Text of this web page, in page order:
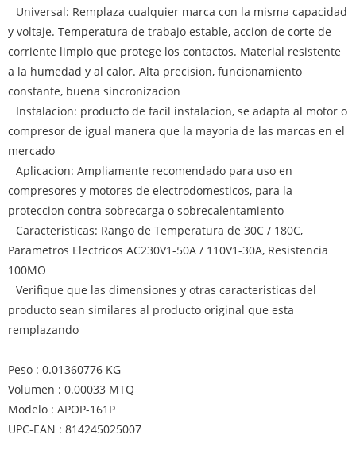
Universal: Remplaza cualquier marca con la misma capacidad
y voltaje. Temperatura de trabajo estable, accion de corte de
corriente limpio que protege los contactos. Material resistente
a la humedad y al calor. Alta precision, funcionamiento
constante, buena sincronizacion
Instalacion: producto de facil instalacion, se adapta al motor o
compresor de igual manera que la mayoria de las marcas en el
mercado
Aplicacion: Ampliamente recomendado para uso en
compresores y motores de electrodomesticos, para la
proteccion contra sobrecarga o sobrecalentamiento
Caracteristicas: Rango de Temperatura de 30C / 180C,
Parametros Electricos AC230V1-50A / 110V1-30A, Resistencia
100MO
Verifique que las dimensiones y otras caracteristicas del
producto sean similares al producto original que esta
remplazando
Peso : 0.01360776 KG
Volumen : 0.00033 MTQ
Modelo : APOP-161P
UPC-EAN : 814245025007